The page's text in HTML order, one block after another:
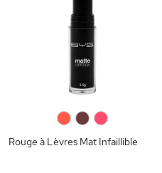
Rouge à Lèvres Mat Infaillible